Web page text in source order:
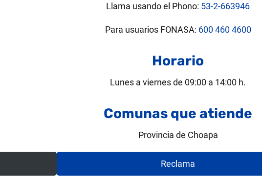
Llama usando el Phono: 53-2-663946
Para usuarios FONASA: 600 460 4600
Horario
Lunes a viernes de 09:00 a 14:00 h.
Comunas que atiende
Provincia de Choapa
Reclama